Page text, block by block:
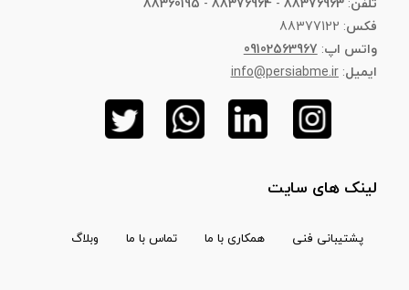
لینک های سایت
پشتیبانی فنی همکاری با ما تماس با ما وبلاگ
فکس: 88377122
واتس اپ:
09102563967
ایمیل:
info@persiabme.ir